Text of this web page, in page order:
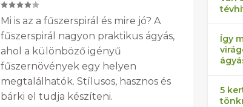
Mi is az a fűszerspirál és mire jó? A
fűszerspirál nagyon praktikus ágyás,
ahol a különböző igényű
fűszernövények egy helyen
megtalálhatók. Stílusos, hasznos és
bárki el tudja készíteni.
Így
5